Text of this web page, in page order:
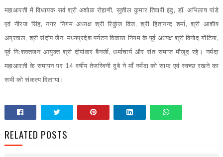
महाआरती में विधायक सर्व श्री अशोक रोहाणी, सुशील कुमार तिवारी इंदु, डॉ. अभिलाष पांडे
एवं नीरज सिंह, नगर निगम अध्यक्ष श्री रिकुंज विज, श्री हितानन्द शर्मा, श्री आशीष
अग्रवाल, श्री संदीप जैन, मध्यप्रदेश पर्यटन विकास निगम के पूर्व अध्यक्ष श्री विनोद गोंटिया,
पूर्व निःशक्तजन आयुक्त श्री दीपांकर बैनर्जी, धर्माचार्य और संत समाज मौजूद रहे। नर्मदा
महाआरती के समापन पर 14 वर्षीय तेजस्विनी दुबे ने माँ नर्मदा को साफ एवं स्वच्छ रखने का
सभी को संकल्प दिलाया।
RELATED POSTS